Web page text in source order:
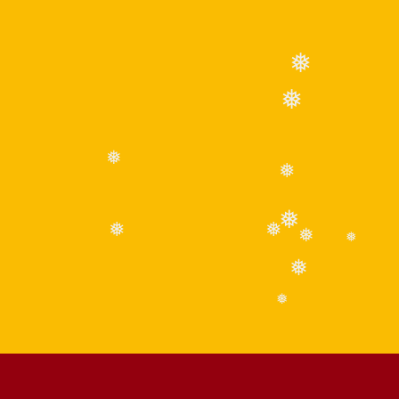
❅
❅
❅
❅
❅
❅
❅
❅
❅
❅
❅